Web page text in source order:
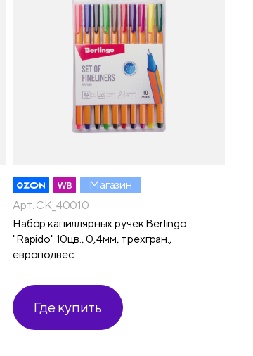
Магазин
Арт. CK_40010
Набор капиллярных ручек Berlingo
"Rapido" 10цв., 0,4мм, трехгран.,
европодвес
Где купить